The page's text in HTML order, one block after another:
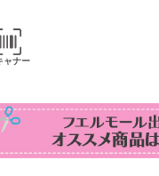
ャナー